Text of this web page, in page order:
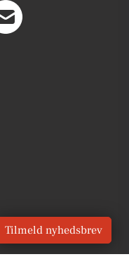
Tilmeld nyhedsbrev